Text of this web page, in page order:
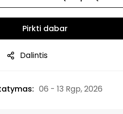
Pirkti dabar
Dalintis
06 - 13 Rgp, 2026